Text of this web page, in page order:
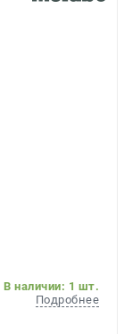
В наличии: 1 шт.
Подробнее